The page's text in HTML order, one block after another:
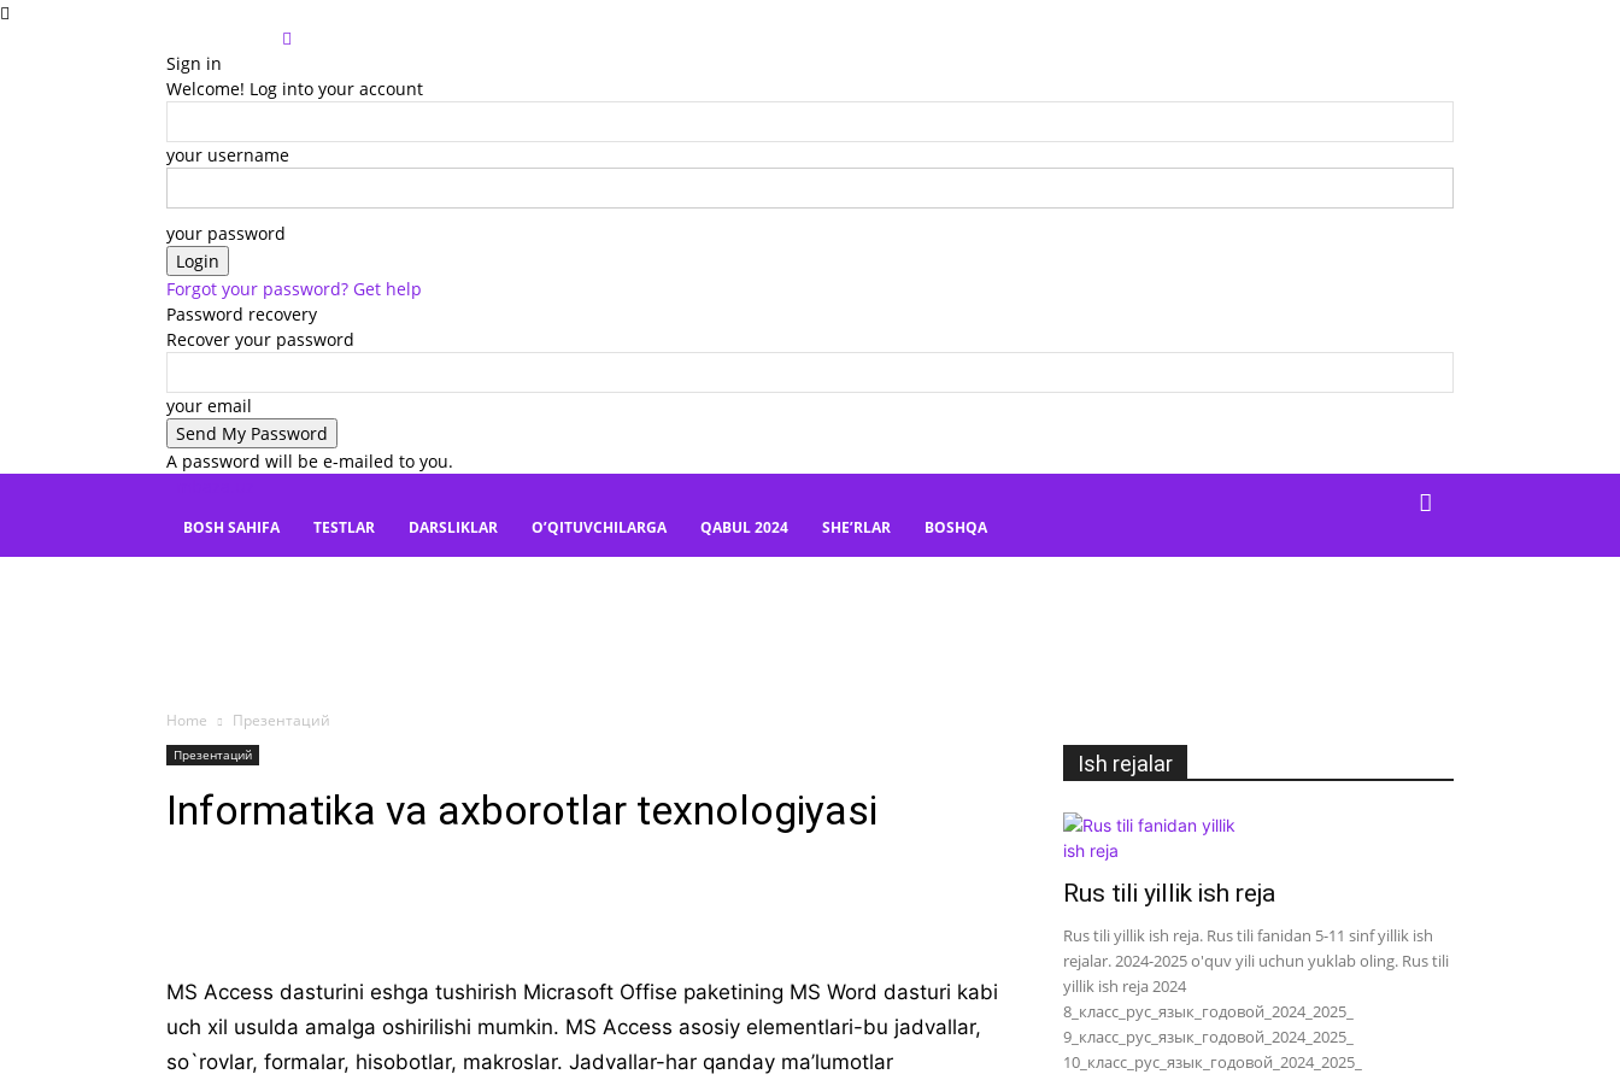
Sign in
Welcome! Log into your account
your username
your password
Forgot your password? Get help
Password recovery
Recover your password
your email
A password will be e-mailed to you.
BOSH SAHIFA TESTLAR DARSLIKLAR O’QITUVCHILARGA QABUL 2024 SHE’RLAR BOSHQA
Home Презентаций
Презентаций
Infоrmatika va axbоrоtlar texnоlоgiyasi
MS Access dasturini eshga tushirish Micrasoft Offise paketining MS Word dasturi kabi
uch xil usulda amalga oshirilishi mumkin. MS Access asosiy elementlari-bu jadvallar,
so`rovlar, formalar, hisobotlar, makroslar. Jadvallar-har qanday ma’lumotlar
Ish rejalar
Rus tili yillik ish reja
Rus tili yillik ish reja. Rus tili fanidan 5-11 sinf yillik ish
rejalar. 2024-2025 o'quv yili uchun yuklab oling. Rus tili
yillik ish reja 2024
8_класс_рус_язык_годовой_2024_2025_
9_класс_рус_язык_годовой_2024_2025_
10_класс_рус_язык_годовой_2024_2025_